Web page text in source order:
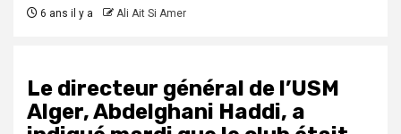
6 ans il y a Ali Ait Si Amer
Le directeur général de l’USM
Alger, Abdelghani Haddi, a